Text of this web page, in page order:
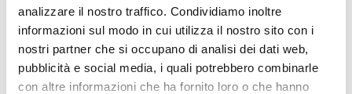
analizzare il nostro traffico. Condividiamo inoltre
informazioni sul modo in cui utilizza il nostro sito con i
nostri partner che si occupano di analisi dei dati web,
pubblicità e social media, i quali potrebbero combinarle
con altre informazioni che ha fornito loro o che hanno